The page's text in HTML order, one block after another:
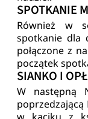
SPOTKANIE
Również w
spotkanie dla
połączone z
początek
SIANKO I
W następną